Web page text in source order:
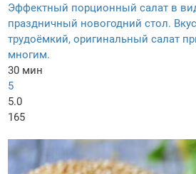
Эффектный порционный салат в
праздничный новогодний стол.
трудоёмкий, оригинальный салат
многим.
30 мин
5
5.0
165